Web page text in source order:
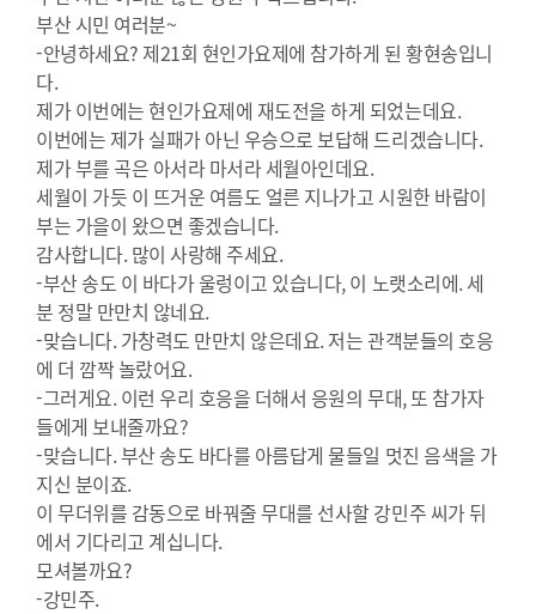
부산 시민 여러분~
-안녕하세요? 제21회 현인가요제에 참가하게 된 황현송입니
다.
제가 이번에는 현인가요제에 재도전을 하게 되었는데요.
이번에는 제가 실패가 아닌 우승으로 보답해 드리겠습니다.
제가 부를 곡은 아서라 마서라 세월아인데요.
세월이 가듯 이 뜨거운 여름도 얼른 지나가고 시원한 바람이
부는 가을이 왔으면 좋겠습니다.
감사합니다. 많이 사랑해 주세요.
-부산 송도 이 바다가 울렁이고 있습니다, 이 노랫소리에. 세
분 정말 만만치 않네요.
-맞습니다. 가창력도 만만치 않은데요. 저는 관객분들의 호응
에 더 깜짝 놀랐어요.
-그러게요. 이런 우리 호응을 더해서 응원의 무대, 또 참가자
들에게 보내줄까요?
-맞습니다. 부산 송도 바다를 아름답게 물들일 멋진 음색을 가
지신 분이죠.
이 무더위를 감동으로 바꿔줄 무대를 선사할 강민주 씨가 뒤
에서 기다리고 계십니다.
모셔볼까요?
-강민주.